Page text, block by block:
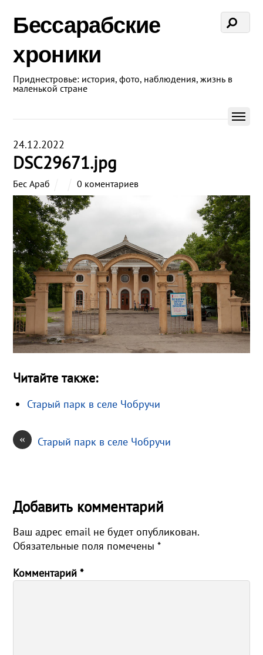
Бессарабские
хроники
Приднестровье: история, фото, наблюдения, жизнь в
маленькой стране
24.12.2022
DSC29671.jpg
Бес Араб 0 коментариев
Читайте также:
Старый парк в селе Чобручи
« Старый парк в селе Чобручи
Добавить комментарий
Ваш адрес email не будет опубликован.
Обязательные поля помечены*
Комментарий*